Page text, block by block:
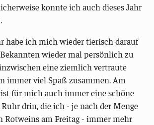
konnte ich auch dieses Jahr
habe ich mich wieder tierisch darauf
wieder mal persönlich zu
eine ziemlich vertraute
immer viel Spaß zusammen. Am
für mich auch immer eine schöne
drin, die ich - je nach der Menge
Rotweins am Freitag - immer mehr